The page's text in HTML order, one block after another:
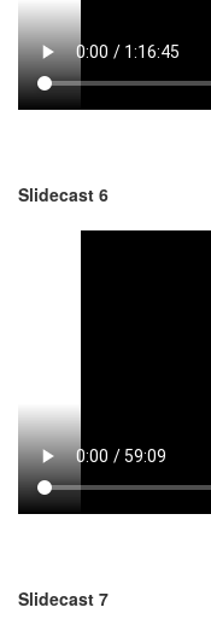
Slidecast 6
Slidecast 7